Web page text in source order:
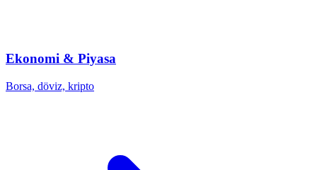
Ekonomi & Piyasa
Borsa, döviz, kripto